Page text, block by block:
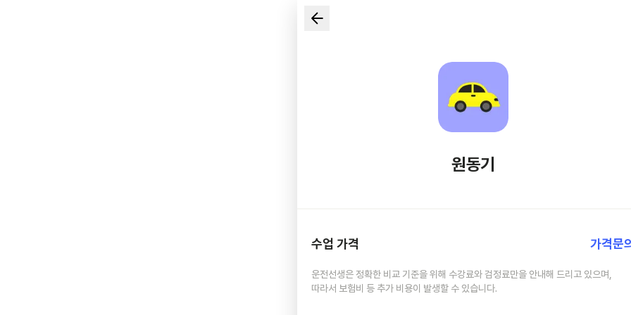
원동기
수업 가격 가격문
운전선생은 정확한 비교 기준을 위해 수강료와 검정료만을 안내해 드리고 있으며,
따라서 보험비 등 추가 비용이 발생할 수 있습니다.